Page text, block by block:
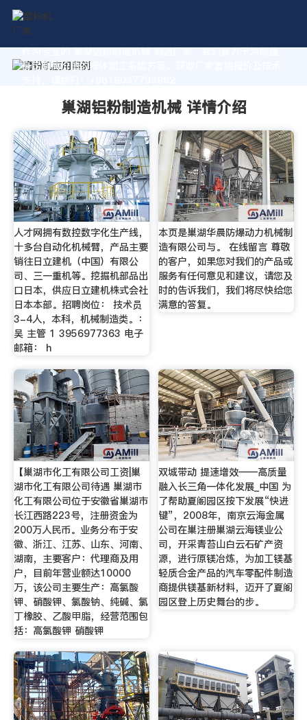
作为专业的 巢湖铝粉制造机械 制造厂家，我们致力于为您量
身定制高价值的粉体加工系统方案。获取厂家直销报价及技术
巢湖铝粉制造机械 详情介绍
人才网拥有数控数字化生产线，
十多台自动化机械臂，产品主要
销往日立建机（中国）有限公
司、三一重机等。挖掘机部品出
口日本，供应日立建机株式会社
日本本部。招聘岗位： 技术员
3-4人，本科，机械制造类。：
吴 主管 1 3956977363 电子
邮箱： h
本页是巢湖华晨防爆动力机械制
造有限公司与。 在线留言 尊敬
的客户，如果您对我们的产品或
服务有任何意见和建议，请您及
时的告诉我们，我们将尽快给您
满意的答复。
【巢湖市化工有限公司工资|巢
湖市化工有限公司待遇 巢湖市
化工有限公司位于安徽省巢湖市
长江西路223号，注册资金为
200万人民币。业务分布于安
徽、浙江、江苏、山东、河南、
湖南，主要客户：代理商及用
户，目前年营业额达10000
万，该公司主要生产：高氯酸
钾、硝酸钾、氯酸钠、纯碱、氯
丁橡胶、乙酸甲脂，经营范围包
括：高氯酸钾 硝酸钾
双城带动 提速增效——高质量
融入长三角一体化发展_中国 为
了帮助夏阁园区按下发展“快进
键”，2008年，南京云海金属
公司在巢注册巢湖云海镁业公
司，开采青苔山白云石矿产资
源，进行原镁冶炼，为加工镁基
轻质合金产品的汽车零配件制造
商提供镁基新材料，迈开了夏阁
园区登上历史舞台的步。